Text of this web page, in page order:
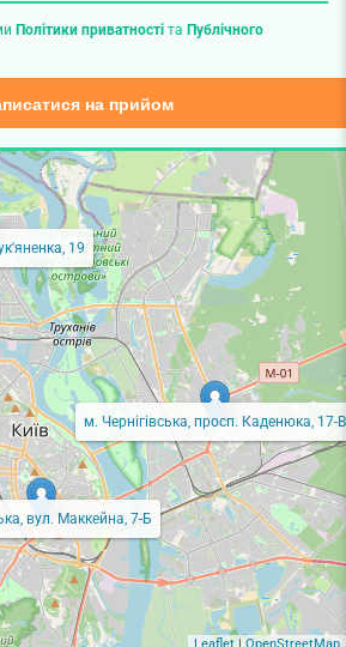
Політики приватностіта Публічного
на прийом
19
вул. Маккейна, 7-Б
м. Чернігівська, просп. Каденюка, 17-В
Leaflet| OpenStreetMap